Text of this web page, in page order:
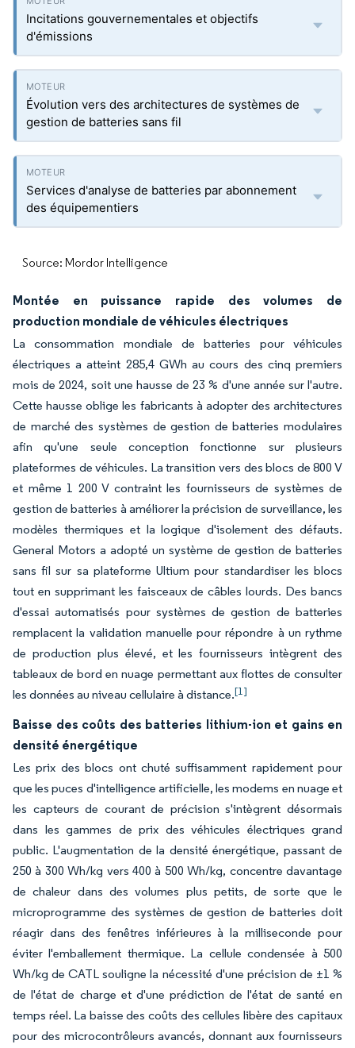
Incitations gouvernementales et objectifs
d'émissions
Évolution vers des architectures de systèmes de
gestion de batteries sans fil
Services d'analyse de batteries par abonnement
des équipementiers
Source: Mordor Intelligence
Montée en puissance rapide des volumes de
production mondiale de véhicules électriques
La consommation mondiale de batteries pour véhicules
électriques a atteint 285,4 GWh au cours des cinq premiers
mois de 2024, soit une hausse de 23 % d'une année sur l'autre.
Cette hausse oblige les fabricants à adopter des architectures
de marché des systèmes de gestion de batteries modulaires
afin qu'une seule conception fonctionne sur plusieurs
plateformes de véhicules. La transition vers des blocs de 800 V
et même 1 200 V contraint les fournisseurs de systèmes de
gestion de batteries à améliorer la précision de surveillance, les
modèles thermiques et la logique d'isolement des défauts.
General Motors a adopté un système de gestion de batteries
sans fil sur sa plateforme Ultium pour standardiser les blocs
tout en supprimant les faisceaux de câbles lourds. Des bancs
d'essai automatisés pour systèmes de gestion de batteries
remplacent la validation manuelle pour répondre à un rythme
de production plus élevé, et les fournisseurs intègrent des
tableaux de bord en nuage permettant aux flottes de consulter
les données au niveau cellulaire à distance.[1]
Baisse des coûts des batteries lithium-ion et gains en
densité énergétique
Les prix des blocs ont chuté suffisamment rapidement pour
que les puces d'intelligence artificielle, les modems en nuage et
les capteurs de courant de précision s'intègrent désormais
dans les gammes de prix des véhicules électriques grand
public. L'augmentation de la densité énergétique, passant de
250 à 300 Wh/kg vers 400 à 500 Wh/kg, concentre davantage
de chaleur dans des volumes plus petits, de sorte que le
microprogramme des systèmes de gestion de batteries doit
réagir dans des fenêtres inférieures à la milliseconde pour
éviter l'emballement thermique. La cellule condensée à 500
Wh/kg de CATL souligne la nécessité d'une précision de ±1 %
de l'état de charge et d'une prédiction de l'état de santé en
temps réel. La baisse des coûts des cellules libère des capitaux
pour des microcontrôleurs avancés, donnant aux fournisseurs